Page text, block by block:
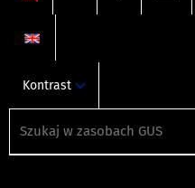
Kontrast